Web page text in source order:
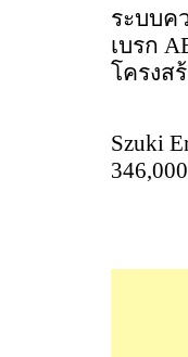
ระบบค
เบรก
โครงส
Szuki